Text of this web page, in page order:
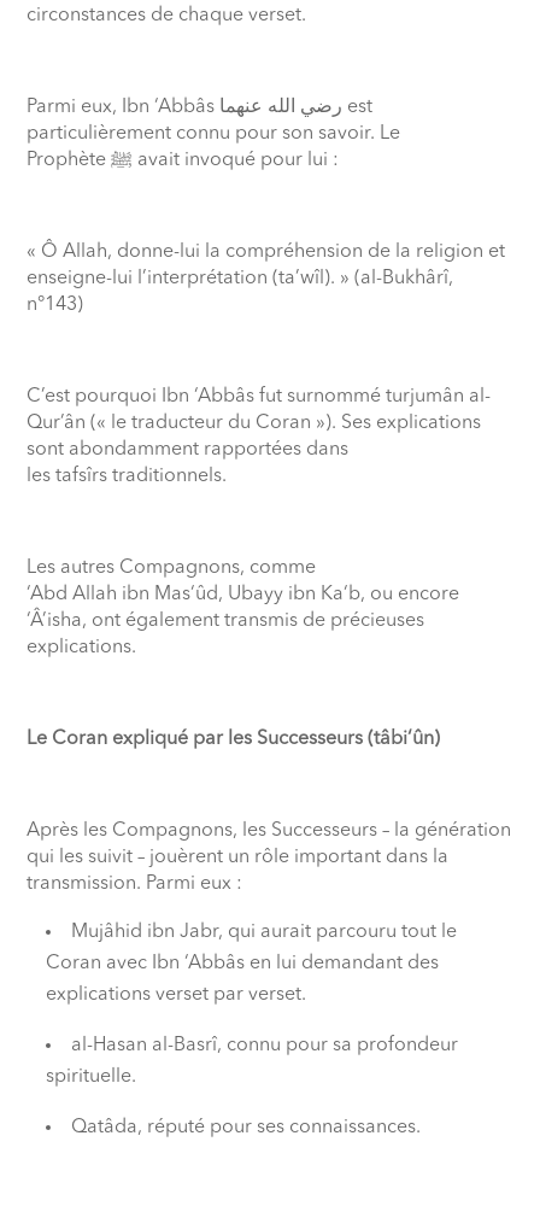
circonstances de chaque verset.
Parmi eux, Ibn ‘Abbâs
est
particulièrement connu pour son savoir. Le
Prophète
avait invoqué pour lui :
« Ô Allah, donne-lui la compréhension de la religion et
enseigne-lui l’interprétation (ta’wîl). » (al-Bukhârî,
n°143)
C’est pourquoi Ibn ‘Abbâs fut surnommé turjumân al-
Qur’ân (« le traducteur du Coran »). Ses explications
sont abondamment rapportées dans
les tafsîrs traditionnels.
Les autres Compagnons, comme
‘Abd Allah ibn Mas‘ûd, Ubayy ibn Ka‘b, ou encore
‘Â’isha, ont également transmis de précieuses
explications.
Le Coran expliqué par les Successeurs (tâbi‘ûn)
Après les Compagnons, les Successeurs – la génération
qui les suivit – jouèrent un rôle important dans la
transmission. Parmi eux :
Mujâhid ibn Jabr, qui aurait parcouru tout le
Coran avec Ibn ‘Abbâs en lui demandant des
explications verset par verset.
al-Hasan al-Basrî, connu pour sa profondeur
spirituelle.
Qatâda, réputé pour ses connaissances.